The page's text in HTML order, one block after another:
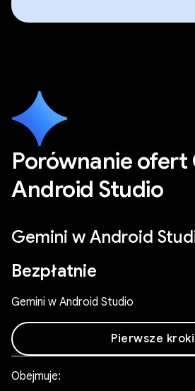
Porównanie ofert
Android Studio
Gemini w Android
Bezpłatnie
Gemini w Android Studio
Pierwsze kroki
Obejmuje: